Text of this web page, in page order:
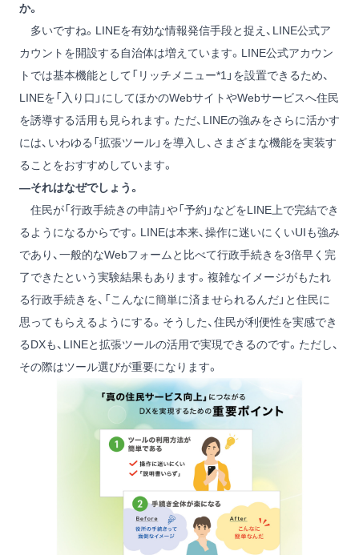
か。
多いですね。LINEを有効な情報発信手段と捉え、LINE公式ア
カウントを開設する自治体は増えています。LINE公式アカウン
トでは基本機能として「リッチメニュー*1 」を設置できるため、
LINEを「入り口」にしてほかのWebサイトやWebサービスへ住民
を誘導する活用も見られます。ただ、LINEの強みをさらに活かす
には、いわゆる「拡張ツール」を導入し、さまざまな機能を実装す
ることをおすすめしています。
―それはなぜでしょう。
住民が「行政手続きの申請」や「予約」などをLINE上で完結でき
るようになるからです。LINEは本来、操作に迷いにくいUIも強み
であり、一般的なWebフォームと比べて行政手続きを3倍早く完
了できたという実験結果もあります。複雑なイメージがもたれ
る行政手続きを、「こんなに簡単に済ませられるんだ」と住民に
思ってもらえるようにする。そうした、住民が利便性を実感でき
るDXも、LINEと拡張ツールの活用で実現できるのです。ただし、
その際はツール選びが重要になります。